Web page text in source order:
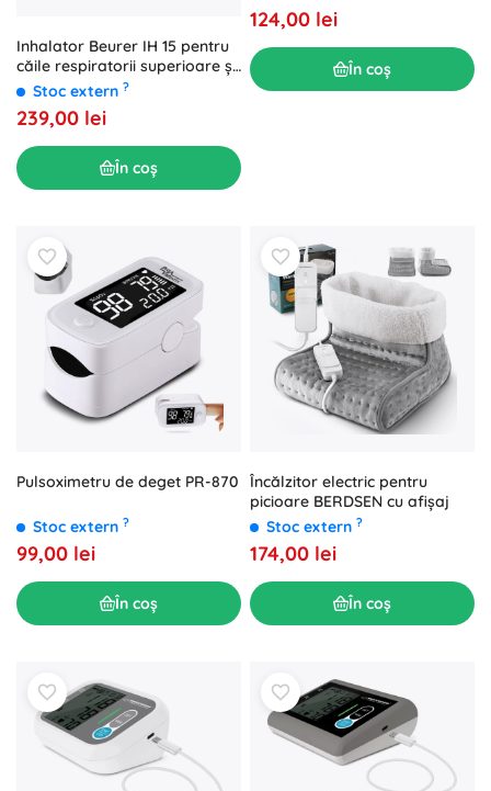
Inhalator Beurer IH 15 pentru
căile respiratorii superioare și
inferioare
Stoc extern ?
239,00 lei
În coș
124,00 lei
În coș
Pulsoximetru de deget PR-870
Stoc extern ?
99,00 lei
În coș
Încălzitor electric pentru
picioare BERDSEN cu afișaj
Stoc extern ?
174,00 lei
În coș